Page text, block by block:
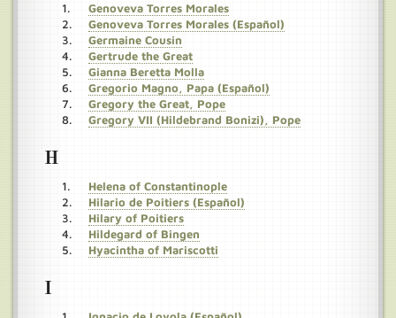
Genoveva Torres Morales
Genoveva Torres Morales (Español)
Germaine Cousin
Gertrude the Great
Gianna Beretta Molla
Gregorio Magno, Papa (Español)
Gregory the Great, Pope
Gregory VII (Hildebrand Bonizi), Pope
H
Helena of Constantinople
Hilario de Poitiers (Español)
Hilary of Poitiers
Hildegard of Bingen
Hyacintha of Mariscotti
I